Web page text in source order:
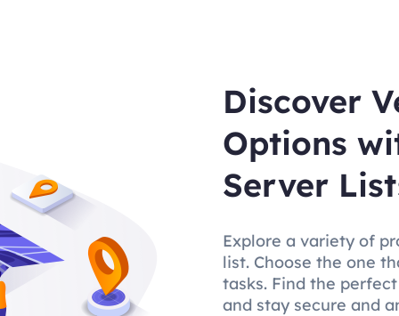
Discover
Options
Server
Explore a variety of
list. Choose the one
tasks. Find the
and stay secure and